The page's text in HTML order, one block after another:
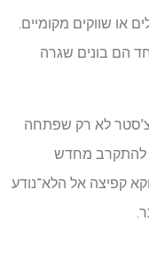
או שווקים מקומיים.
הם בונים שגרה
לא רק שפתחה
להתקרב מחדש
קפיצה אל הלא־נודע